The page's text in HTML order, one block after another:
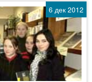
6 дек 2012